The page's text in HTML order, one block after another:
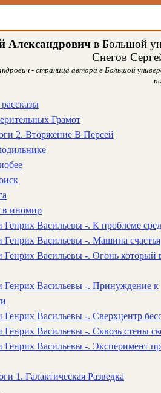
Александрович в Большой
Снегов
- страница автора в Большой
Грамот
2. Вторжение В Персей
в иномир
Генрих Васильевы -. К проблеме
Генрих Васильевы -. Машина счастья
Генрих Васильевы -. Огонь который
Генрих Васильевы -. Принуждение к
Генрих Васильевы -. Сверхцентр
Генрих Васильевы -. Сквозь стены
Генрих Васильевы -. Эксперимент
1. Галактическая Разведка